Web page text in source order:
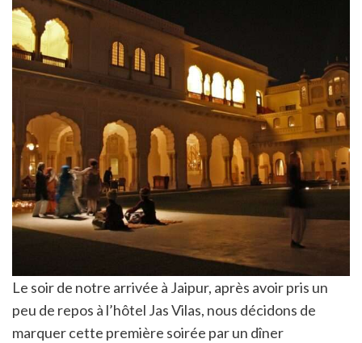
Le soir de notre arrivée à Jaipur, après avoir pris un
peu de repos à l’hôtel Jas Vilas, nous décidons de
marquer cette première soirée par un dîner